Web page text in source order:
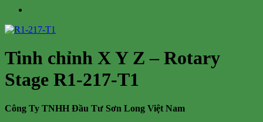
Tinh chỉnh X Y Z – Rotary
Stage R1-217-T1
Công Ty TNHH Đầu Tư Sơn Long Việt Nam